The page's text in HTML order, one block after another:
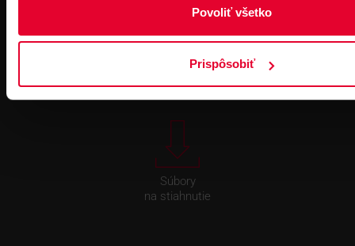
Povoliť všetko
Prispôsobiť
podpora 24/7
TeamViewer
Súbory
na stiahnutie